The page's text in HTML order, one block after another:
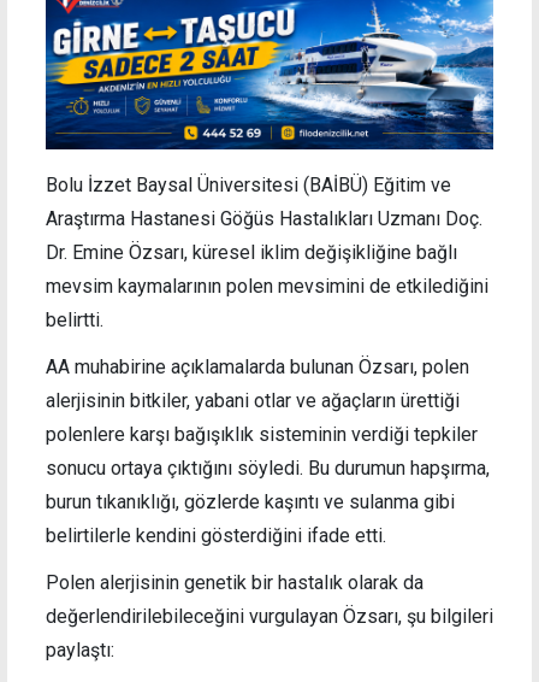
Bolu İzzet Baysal Üniversitesi (BAİBÜ) Eğitim ve
Araştırma Hastanesi Göğüs Hastalıkları Uzmanı Doç.
Dr. Emine Özsarı, küresel iklim değişikliğine bağlı
mevsim kaymalarının polen mevsimini de etkilediğini
belirtti.
AA muhabirine açıklamalarda bulunan Özsarı, polen
alerjisinin bitkiler, yabani otlar ve ağaçların ürettiği
polenlere karşı bağışıklık sisteminin verdiği tepkiler
sonucu ortaya çıktığını söyledi. Bu durumun hapşırma,
burun tıkanıklığı, gözlerde kaşıntı ve sulanma gibi
belirtilerle kendini gösterdiğini ifade etti.
Polen alerjisinin genetik bir hastalık olarak da
değerlendirilebileceğini vurgulayan Özsarı, şu bilgileri
paylaştı: